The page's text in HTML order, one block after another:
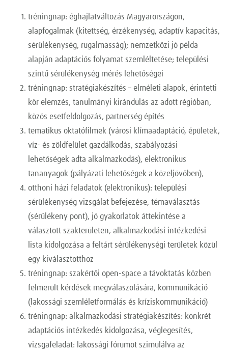
tréningnap: éghajlatváltozás Magyarországon,
alapfogalmak (kitettség, érzékenység, adaptív kapacitás,
sérülékenység, rugalmasság); nemzetközi jó példa
alapján adaptációs folyamat szemléltetése; települési
szintű sérülékenység mérés lehetőségei
tréningnap: stratégiakészítés – elméleti alapok, érintetti
kör elemzés, tanulmányi kirándulás az adott régióban,
közös esetfeldolgozás, partnerség építés
tematikus oktatófilmek (városi klímaadaptáció, épületek,
víz- és zöldfelület gazdálkodás, szabályozási
lehetőségek adta alkalmazkodás), elektronikus
tananyagok (pályázati lehetőségek a közeljövőben),
otthoni házi feladatok (elektronikus): települési
sérülékenység vizsgálat befejezése, témaválasztás
(sérülékeny pont), jó gyakorlatok áttekintése a
választott szakterületen, alkalmazkodási intézkedési
lista kidolgozása a feltárt sérülékenységi területek közül
egy kiválasztotthoz
tréningnap: szakértői open-space a távoktatás közben
felmerült kérdések megválaszolására, kommunikáció
(lakossági szemléletformálás és kríziskommunikáció)
tréningnap: alkalmazkodási stratégiakészítés: konkrét
adaptációs intézkedés kidolgozása, véglegesítés,
vizsgafeladat: lakossági fórumot szimulálva az